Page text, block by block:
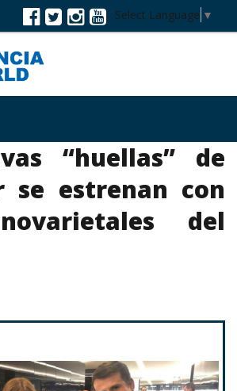
Select Language ▼
“huellas” de
se estrenan con
del